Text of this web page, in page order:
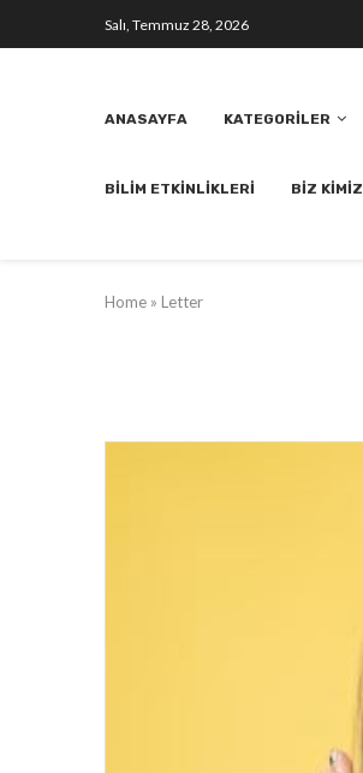
Salı, Temmuz 28, 2026
ANASAYFA KATEGORILER
BILIM ETKINLIKLERI BIZ KIMIZ
Home » Letter